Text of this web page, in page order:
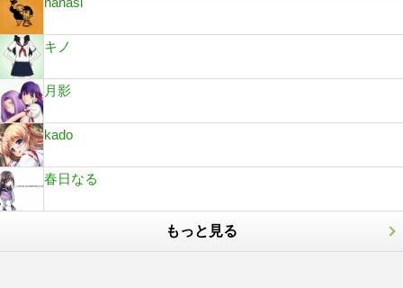
キノ
月影
kado
春日なる
もっと見る